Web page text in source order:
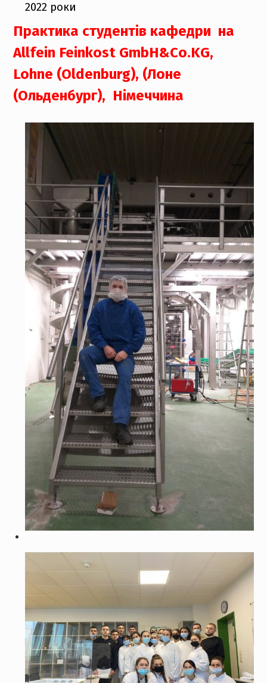
2022 роки
Практика студентів кафедри на
Allfein Feinkost GmbH&Co.KG,
Lohne (Oldenburg), (Лоне
(Ольденбург), Німеччина